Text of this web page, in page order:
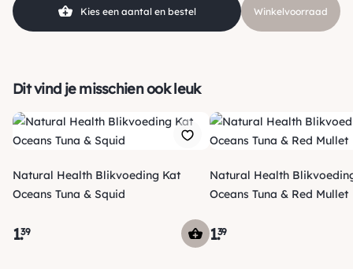
Kies een aantal en bestel Winkelvoorraad
Dit vind je misschien ook leuk
Natural Health Blikvoeding Kat
Oceans Tuna & Squid
1.39
Natural Health
Oceans Tuna & Red Mullet
1.39